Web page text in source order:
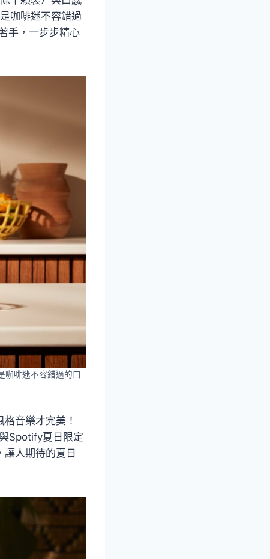
咖啡迷不容錯過
手，一步步精心
咖啡迷不容錯過的口
音樂才完美！
Spotify夏日限定
人期待的夏日